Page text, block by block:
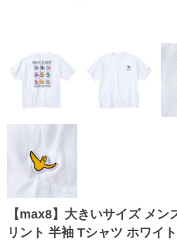
【max8】大きいサイズ メ
リント 半袖 Tシャツ ホワイ